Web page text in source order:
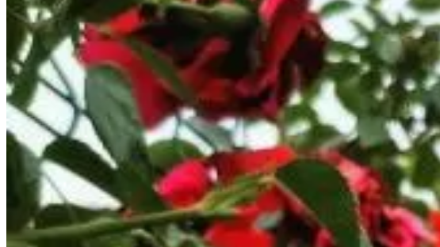
Tuin
Parkeren (Gratis)
Terras
Kamervoorzieningen
Privé badkamer
Airconditioning
Privéterras
Eigen keuken